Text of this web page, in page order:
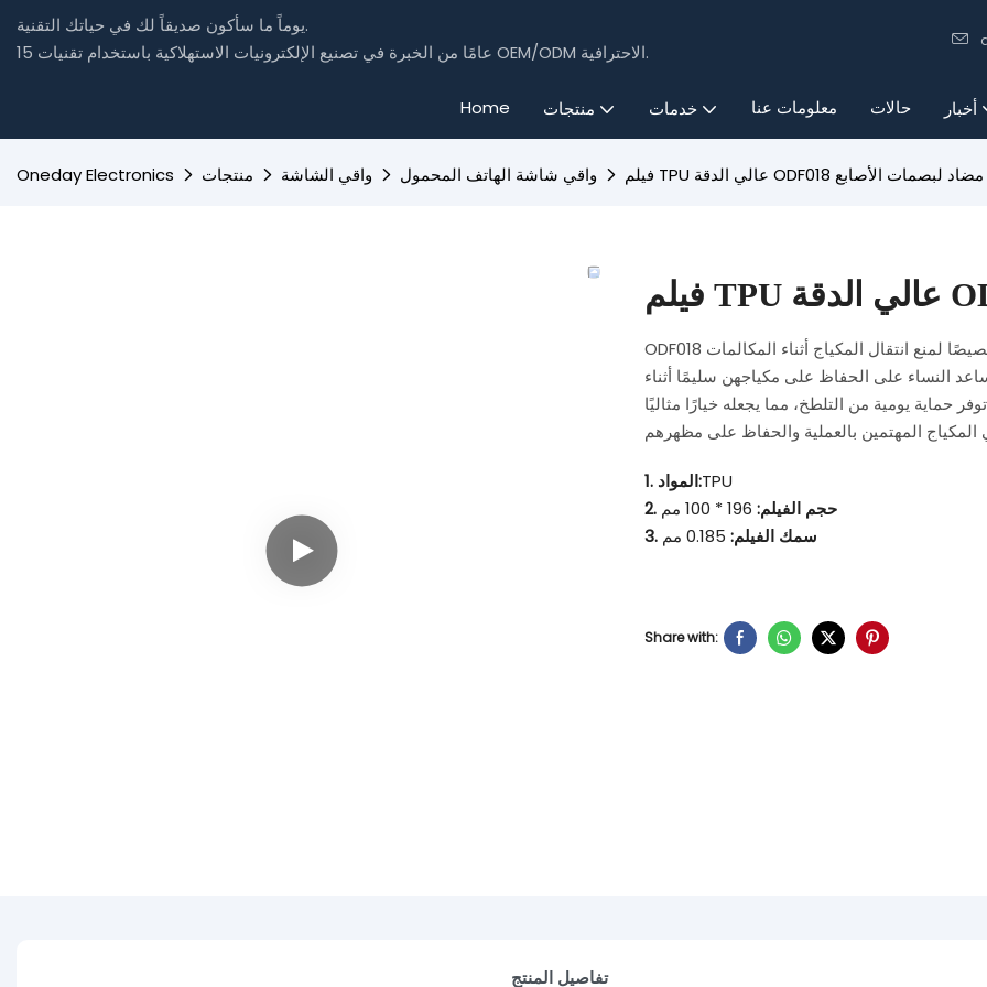
يوماً ما سأكون صديقاً لك في حياتك التقنية.
15 عامًا من الخبرة في تصنيع الإلكترونيات الاستهلاكية باستخدام تقنيات OEM/ODM الاحترافية.
Home منتجات خدمات معلومات عنا حالات أخبار
Oneday Electronics منتجات واقي الشاشة واقي شاشة الهاتف المحمول فيلم TPU عالي الدقة ODF018 مضاد لبصمات الأصابع
ODF018 هو غشاء خلفي فائق النعومة مضاد لبصمات الأصابع، مصمم خصيصًا لمنع انتقال المكياج أثناء المكالمات
النساء على الحفاظ على مكياجهن سليمًا أثناء
حماية يومية من التلطخ، مما يجعله خيارًا مثاليًا
1. المواد:TPU
2. حجم الفيلم:
3. سمك الفيلم:
Share with:
تفاصيل المنتج